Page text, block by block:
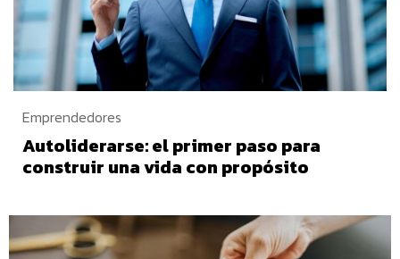
Emprendedores
Autoliderarse: el primer paso para
construir una vida con propósito